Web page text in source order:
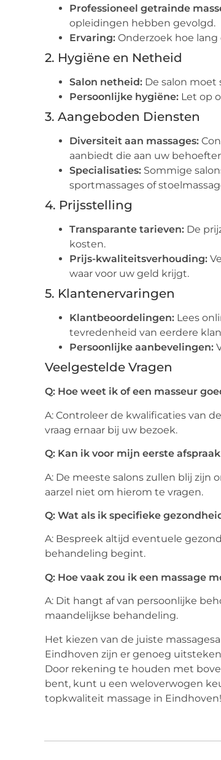
Professioneel getrainde
opleidingen hebben gevolgd.
Ervaring: Onderzoek hoe lang
2. Hygiëne en Netheid
Salon netheid: De salon moet
Persoonlijke hygiëne: Let op
3. Aangeboden Diensten
Diversiteit aan massages:
aanbiedt die aan uw
Specialisaties: Sommige
sportmassages of
4. Prijsstelling
Transparante tarieven: De
kosten.
Prijs-kwaliteitsverhouding:
waar voor uw geld krijgt.
5. Klantenervaringen
Klantbeoordelingen: Lees
tevredenheid van eerdere
Persoonlijke aanbevelingen:
Veelgestelde Vragen
Q: Hoe weet ik of een masseur
A: Controleer de kwalificaties van
vraag ernaar bij uw bezoek.
Q: Kan ik voor mijn eerste
A: De meeste salons zullen blij
aarzel niet om hierom te vragen.
Q: Wat als ik specifieke
A: Bespreek altijd eventuele
behandeling begint.
Q: Hoe vaak zou ik een massage
A: Dit hangt af van persoonlijke
maandelijkse behandeling.
Het kiezen van de juiste
Eindhoven zijn er genoeg
Door rekening te houden met
bent, kunt u een weloverwogen
topkwaliteit massage in Eindhoven!